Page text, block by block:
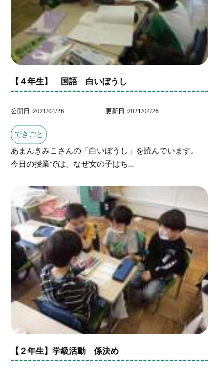
【４年生】 国語 白いぼうし
公開日 2021/04/26 更新日 2021/04/26
できごと
あまんきみこさんの「白いぼうし」を読んでいます。
今日の授業では、なぜ女の子はち...
【２年生】学級活動 係決め